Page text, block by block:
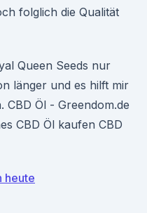
folglich die Qualität
Queen Seeds nur
länger und es hilft mir
CBD Öl - Greendom.de
CBD Öl kaufen CBD
heute